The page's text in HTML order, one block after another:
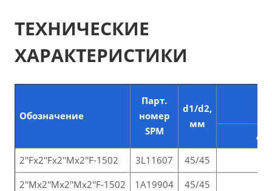
ТЕХНИЧЕСКИЕ
ХАРАКТЕРИСТИКИ
Обозначение
Парт.
номер
SPM
d1/d2,
мм
А
2''Fх2''Fх2''Mx2''F-1502
3L11607
45/45
2''Mх2''Mх2''Mх2''F-1502
1A19904
45/45